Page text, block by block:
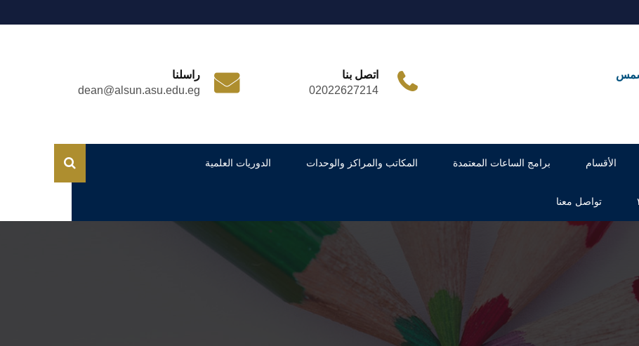
اتصل بنا
02022627214
راسلنا
dean@alsun.asu.edu.eg
الأقسام برامج الساعات المعتمدة المكاتب والمراكز والوحدات الدوريات العلمية
تواصل معنا